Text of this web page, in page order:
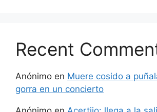
Recent
Anónimo en Muere cosido a
gorra en un concierto